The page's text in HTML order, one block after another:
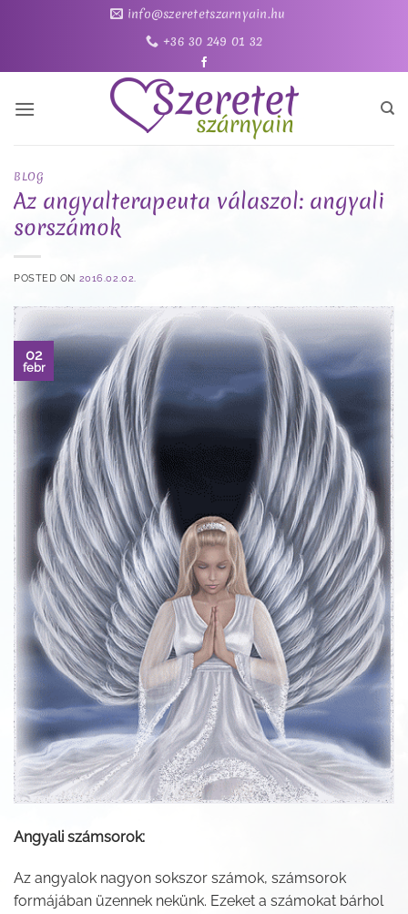
info@szeretetszarnyain.hu
+36 30 249 01 32
BLOG
Az angyalterapeuta válaszol: angyali
sorszámok
POSTED ON 2016.02.02.
02
febr
Angyali számsorok:
Az angyalok nagyon sokszor számok, számsorok
formájában üzennek nekünk. Ezeket a számokat bárhol